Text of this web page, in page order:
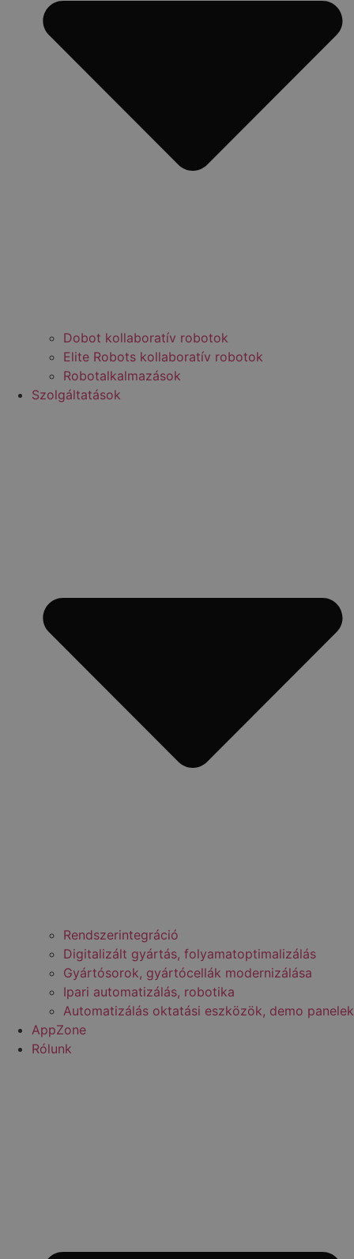
Dobot kollaboratív robotok
Elite Robots kollaboratív robotok
Robotalkalmazások
Szolgáltatások
Rendszerintegráció
Digitalizált gyártás, folyamatoptimalizálás
Gyártósorok, gyártócellák modernizálása
Ipari automatizálás, robotika
Automatizálás oktatási eszközök, demo panelek
AppZone
Rólunk